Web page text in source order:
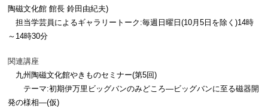
陶磁文化館 館長 鈴田由紀夫)
担当学芸員によるギャラリートーク:毎週日曜日(10月5日を除く)14時
～14時30分
関連講座
九州陶磁文化館やきものセミナー(第5回)
テーマ:初期伊万里ビッグバンのみどころ―ビッグバンに至る磁器開
発の様相―(仮)